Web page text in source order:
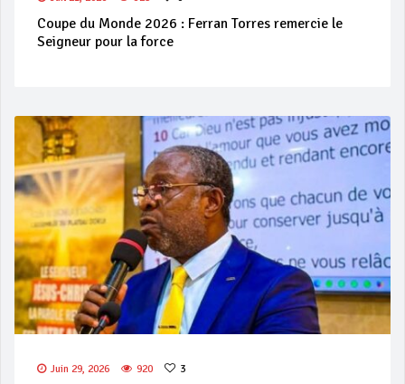
Coupe du Monde 2026 : Ferran Torres remercie le
Seigneur pour la force
Juin 29, 2026 920 3